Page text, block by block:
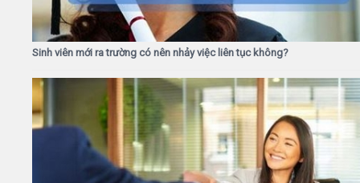
Sinh viên mới ra trường có nên nhảy việc liên tục không?